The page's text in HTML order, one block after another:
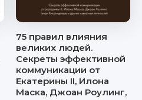
75 правил влияния
великих людей.
Секреты эффективной
коммуникации от
Екатерины II, Илона
Маска, Джоан Роулинг,